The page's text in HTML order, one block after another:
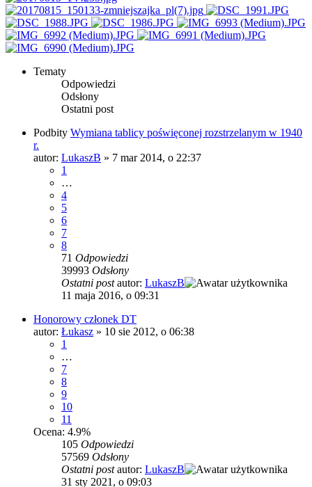
Tematy
Odpowiedzi
Odsłony
Ostatni post
Podbity Wymiana tablicy poświęconej rozstrzelanym w 1940
r.
autor: LukaszB » 7 mar 2014, o 22:37
1
…
4
5
6
7
8
71 Odpowiedzi
39993 Odsłony
Ostatni postautor: LukaszB
11 maja 2016, o 09:31
Honorowy członek DT
autor: Łukasz » 10 sie 2012, o 06:38
1
…
7
8
9
10
11
Ocena: 4.9%
105 Odpowiedzi
57569 Odsłony
Ostatni postautor: LukaszB
31 sty 2021, o 09:03